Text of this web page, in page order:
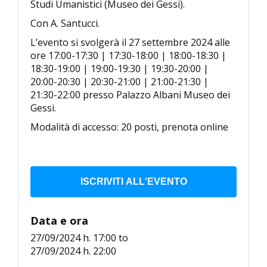
Studi Umanistici (Museo dei Gessi).
Con A. Santucci.
L’evento si svolgerà il 27 settembre 2024 alle
ore 17:00-17:30 | 17:30-18:00 | 18:00-18:30 |
18:30-19:00 | 19:00-19:30 | 19:30-20:00 |
20:00-20:30 | 20:30-21:00 | 21:00-21:30 |
21:30-22:00 presso Palazzo Albani Museo dei
Gessi.
Modalità di accesso: 20 posti, prenota online
ISCRIVITI ALL'EVENTO
Data e ora
27/09/2024 h. 17:00 to
27/09/2024 h. 22:00